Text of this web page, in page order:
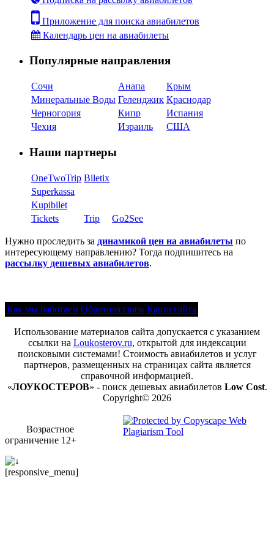
Приложение для поиска авиабилетов
Календарь цен на авиабилеты
Популярные направления
Сочи Анапа
Крым
Минеральные Воды Геленджик Краснодар
Черногория
Кипр
Испания
Чехия
Израиль США
Наши партнеры
OneTwoTrip Biletix
Superkassa
Kupibilet
Tickets
Trip Go2See
Нужно проследить за динамикой цен на авиабилеты по
интересующему направлению? Тогда подпишитесь на
рассылку дешевых авиабилетов.
Как мы работаем Обратная связь Карта сайта
Использование материалов сайта допускается с указанием
ссылки на Loukosterov.ru, открытой для индексации
поисковыми системами! Стоимость авиабилетов и услуг
партнеров, размещенных на страницах сайта является
справочной информацией.
«ЛОУКОСТЕРОВ» - поиск дешевых авиабилетов Low Cost.
Copyright© 2026
Возрастное
ограничение 12+
[responsive_menu]